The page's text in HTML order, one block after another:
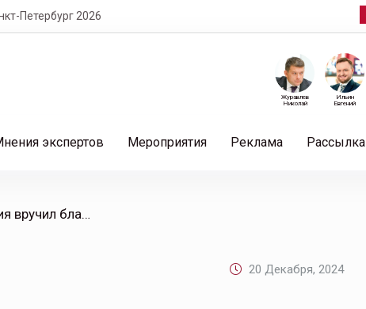
Петербург 2026
Ильин
Евгений
Журавлев
Николай
экспертов Мероприятия Реклама Рассылка
/ Глава Республики Бурятия вручил благодарность президента РФ страховому агенту из Улан-Удэ Наталье Лобановой
20 Декабря, 2024